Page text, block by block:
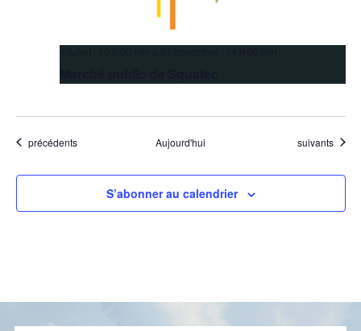
Évènements
précédents Aujourd'hui Évènements
suivants
S’abonner au calendrier